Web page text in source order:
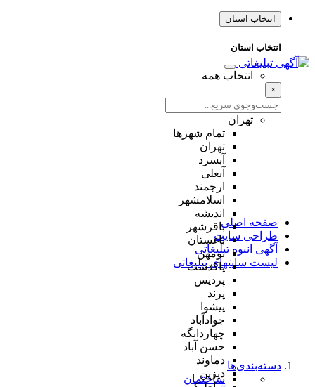
انتخاب استان
انتخاب استان
انتخاب همه
×
تهران
تمام شهر‌ها
تهران
آبسرد
آبعلی
ارجمند
اسلامشهر
اندیشه
باقرشهر
باغستان
بومهن
پاکدشت
پردیس
پرند
پیشوا
جوادآباد
چهاردانگه
حسن آباد
دماوند
دیزین
صفحه اصلی
طراحی سایت
آگهی انبوه تبلیغاتی
لیست سایتهای تبلیغاتی
دسته‌بندی‌ها
ساختمان